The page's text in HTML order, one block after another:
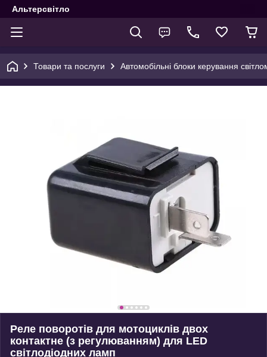
Альтерсвітло
Товари та послуги Автомобільні блоки керування
Реле поворотів для мотоциклів двох
контактне (з регулюванням) для LED
світлодіодних ламп